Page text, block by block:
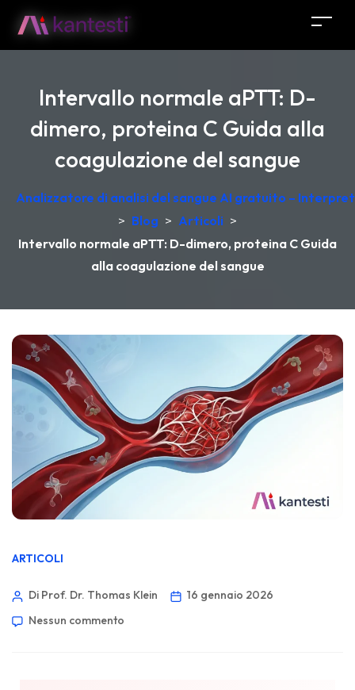
Intervallo normale aPTT: D-
dimero, proteina C Guida alla
coagulazione del sangue
Analizzatore di analisi del sangue AI gratuito –
> Blog > Articoli >
Intervallo normale aPTT: D-dimero, proteina C Guida
alla coagulazione del sangue
ARTICOLI
Di Prof. Dr. Thomas Klein
16 gennaio 2026
Nessun commento